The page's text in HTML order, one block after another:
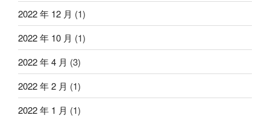
2022 年 12 月 (1)
2022 年 10 月 (1)
2022 年 4 月 (3)
2022 年 2 月 (1)
2022 年 1 月 (1)